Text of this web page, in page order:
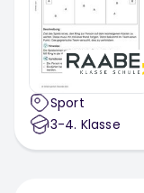
Sport
3-4. Klasse